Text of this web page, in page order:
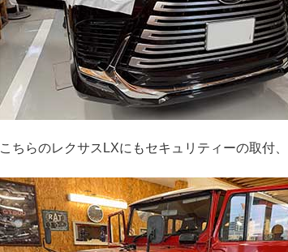
こちらのレクサスLXにもセキュリティーの取付、